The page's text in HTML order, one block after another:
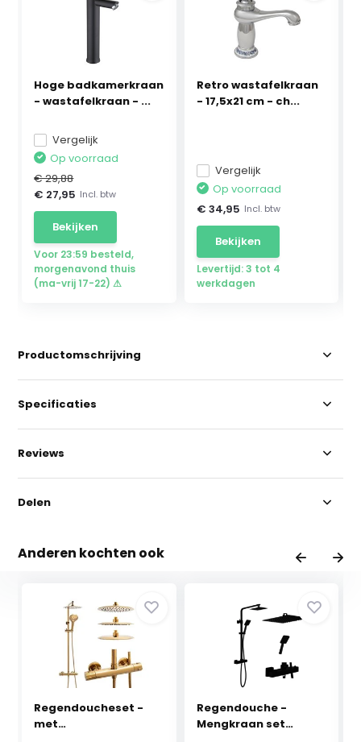
Hoge badkamerkraan
- wastafelkraan - ...
Vergelijk
Op voorraad
€ 29,88
€ 27,95 Incl. btw
Bekijken
Voor 23:59 besteld,
morgenavond thuis
(ma-vrij 17-22) ⚠
Retro wastafelkraan
- 17,5x21 cm - ch...
Vergelijk
Op voorraad
€ 34,95 Incl. btw
Bekijken
Levertijd: 3 tot 4
werkdagen
Productomschrijving
Specificaties
Reviews
Delen
Anderen kochten ook
Regendoucheset -
met
Regendouche -
Mengkraan set